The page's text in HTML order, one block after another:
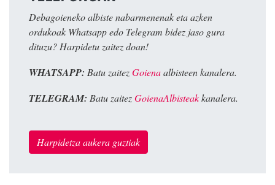
Debagoieneko albiste nabarmenenak eta azken
ordukoak Whatsapp edo Telegram bidez jaso gura
dituzu? Harpidetu zaitez doan!
WHATSAPP: Batu zaitezGoienaalbisteen kanalera.
TELEGRAM: Batu zaitezGoienaAlbisteakkanalera.
Harpidetza aukera guztiak